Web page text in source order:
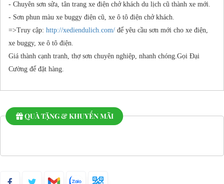
- Chuyên sơn sửa, tân trang xe điện chở khách du lịch cũ thành xe mới.
- Sơn phun màu xe buggy điện cũ, xe ô tô điện chở khách.
=>Truy cập: http://xediendulich.com/ để yêu cầu sơn mới cho xe điện,
xe buggy, xe ô tô điện.
Giá thành cạnh tranh, thợ sơn chuyên nghiệp, nhanh chóng.Gọi Đại
Cường để đặt hàng.
QUÀ TẶNG & KHUYẾN MÃI